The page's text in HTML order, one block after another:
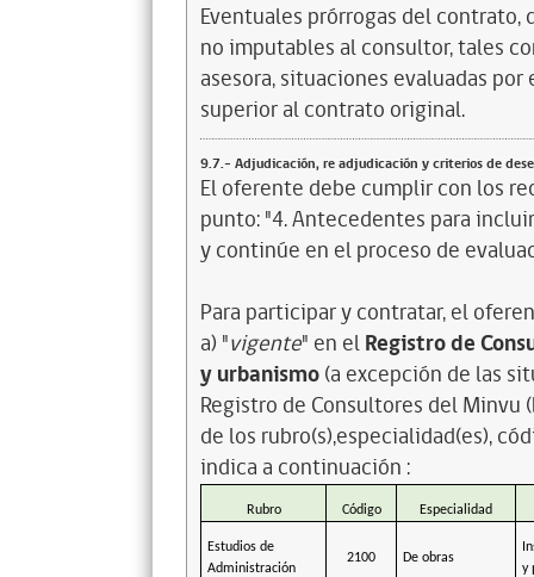
Eventuales prórrogas del
no imputables al consultor, tales
asesora, situaciones evaluadas por
superior al contrato original.
9.7.- Adjudicación, re adjudicación y criterios de
El oferente debe cumplir con los
punto: "4. Antecedentes para
y continúe en el proceso de
Para participar y contratar, el
a) "vigente" en elRegistro de
y urbanismo(a excepción de las
Registro de Consultores del Minvu
de los rubro(s),especialidad(es),
indica a continuación :
Rubro Código Especialidad
Estudios de
Administración
2100 De obras
y